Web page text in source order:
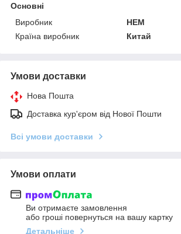
Основні
Виробник
HEM
Країна виробник
Китай
Умови доставки
Нова Пошта
Доставка кур'єром від Нової Пошти
Всі умови доставки
Умови оплати
Ви отримаєте замовлення
або гроші повернуться на вашу картку
Детальніше